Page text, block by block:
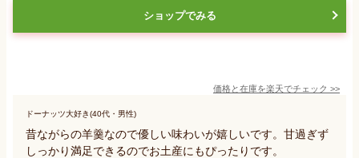
ショップでみる
価格と在庫を楽天でチェック >>
ドーナッツ大好き(40代・男性)
昔ながらの羊羹なので優しい味わいが嬉しいです。甘過ぎず
しっかり満足できるのでお土産にもぴったりです。